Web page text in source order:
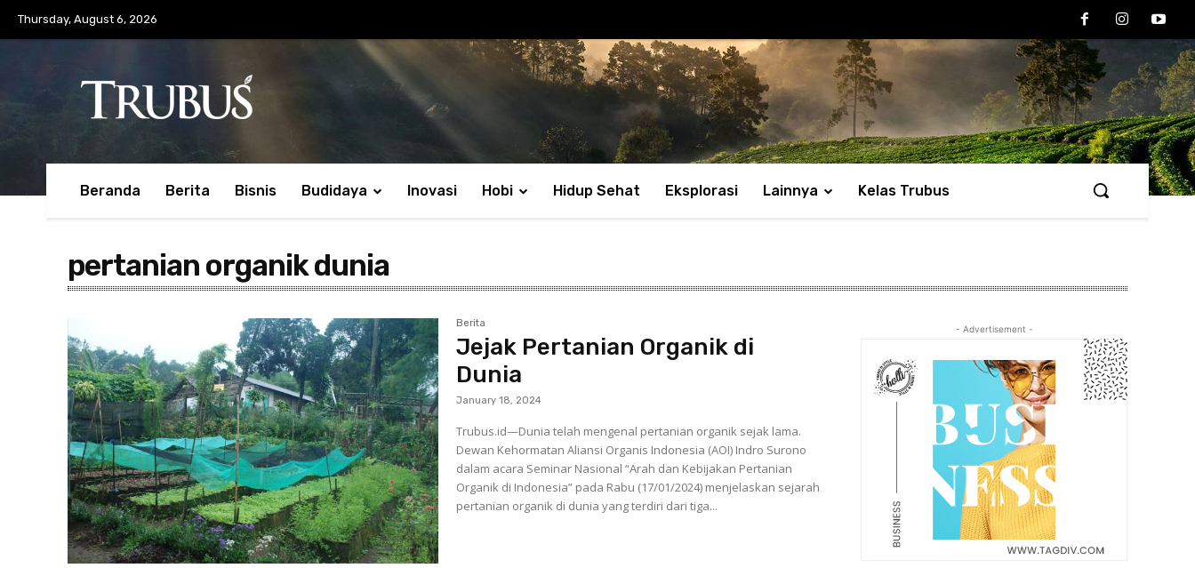
Thursday, August 6, 2026
Beranda Berita Bisnis Budidaya Inovasi Hobi Hidup Sehat Eksplorasi Lainnya Kelas Trubus
pertanian organik dunia
Berita
Jejak Pertanian Organik di
Dunia
January 18, 2024
Trubus.id—Dunia telah mengenal pertanian organik sejak lama.
Dewan Kehormatan Aliansi Organis Indonesia (AOI) Indro Surono
dalam acara Seminar Nasional “Arah dan Kebijakan Pertanian
Organik di Indonesia” pada Rabu (17/01/2024) menjelaskan sejarah
pertanian organik di dunia yang terdiri dari tiga...
- Advertisement -